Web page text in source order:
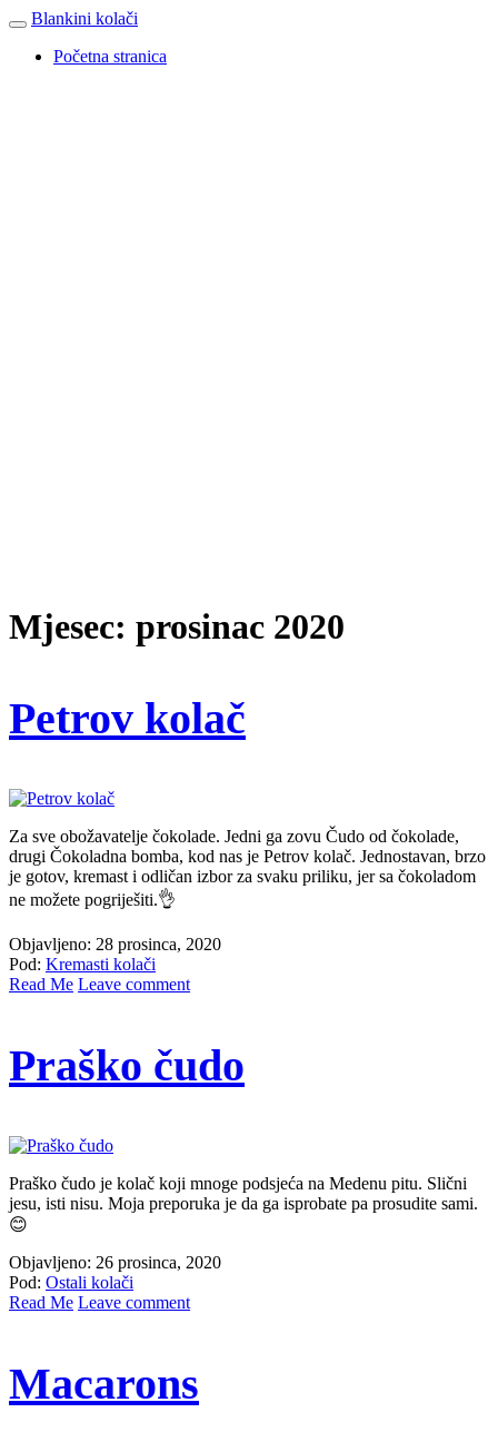
Blankini kolači
Početna stranica
Mjesec: prosinac 2020
Petrov kolač
Za sve obožavatelje čokolade. Jedni ga zovu Čudo od čokolade,
drugi Čokoladna bomba, kod nas je Petrov kolač. Jednostavan, brzo
je gotov, kremast i odličan izbor za svaku priliku, jer sa čokoladom
ne možete pogriješiti.👌
Objavljeno: 28 prosinca, 2020
Pod: Kremasti kolači
Read Me Leave comment
Praško čudo
Praško čudo je kolač koji mnoge podsjeća na Medenu pitu. Slični
jesu, isti nisu. Moja preporuka je da ga isprobate pa prosudite sami.
😊
Objavljeno: 26 prosinca, 2020
Pod: Ostali kolači
Read Me Leave comment
Macarons